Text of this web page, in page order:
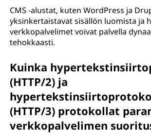
CMS -alustat, kuten WordPress ja
yksinkertaistavat sisällön luomista ja
verkkopalvelimet voivat palvella
tehokkaasti.
Kuinka
(HTTP/2) ja
(HTTP/3) protokollat
verkkopalvelimen